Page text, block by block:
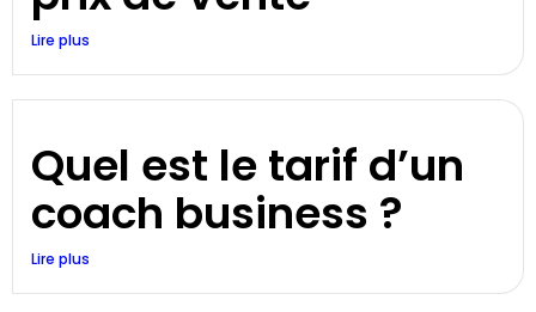
Lire plus
Quel est le tarif d’un
coach business ?
Lire plus